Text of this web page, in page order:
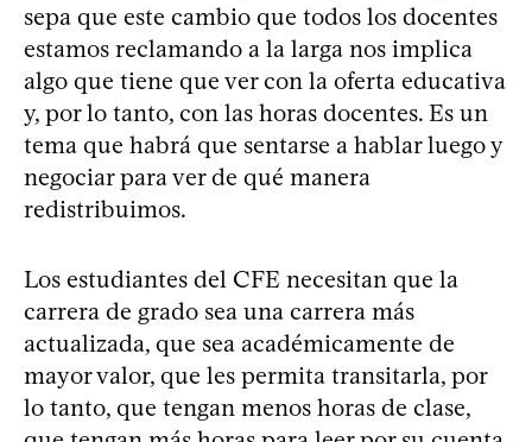
sepa que este cambio que todos los docentes
estamos reclamando a la larga nos implica
algo que tiene que ver con la oferta educativa
y, por lo tanto, con las horas docentes. Es un
tema que habrá que sentarse a hablar luego y
negociar para ver de qué manera
redistribuimos.
Los estudiantes del CFE necesitan que la
carrera de grado sea una carrera más
actualizada, que sea académicamente de
mayor valor, que les permita transitarla, por
lo tanto, que tengan menos horas de clase,